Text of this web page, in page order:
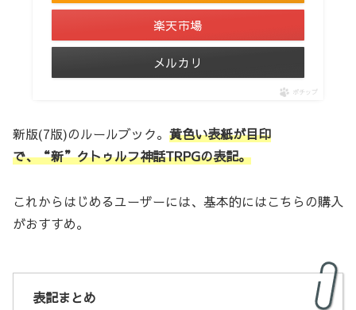
楽天市場
メルカリ
ポチップ
新版(7版)のルールブック。 黄色い表紙が目印
で、“新”クトゥルフ神話TRPGの表記。
これからはじめるユーザーには、基本的にはこちらの購入
がおすすめ。
表記まとめ